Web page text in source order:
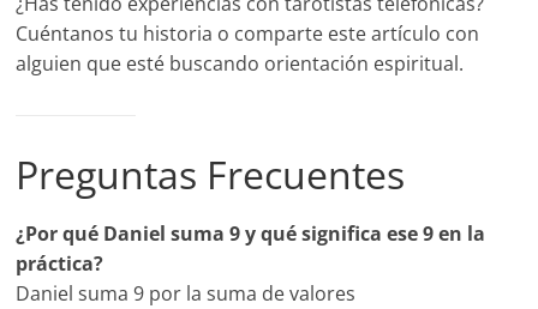
Cuéntanos tu historia o comparte este artículo con
alguien que esté buscando orientación espiritual.
Preguntas Frecuentes
¿Por qué Daniel suma 9 y qué significa ese 9 en la
práctica?
Daniel suma 9 por la suma de valores